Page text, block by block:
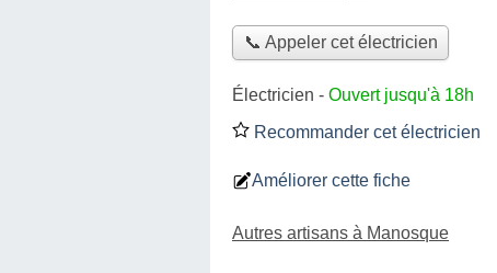
📞 Appeler cet électricien
Électricien - Ouvert jusqu'à 18h
Recommander cet électricien
Améliorer cette fiche
Autres artisans à Manosque